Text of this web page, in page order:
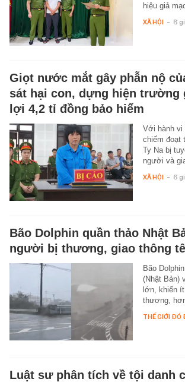
hiệu giả
XÃ HỘI - 6
Giọt nước mắt gây phẫn nộ
sát hại con, dựng hiện trường
lợi 4,2 tỉ đồng bảo hiểm
Với hành vi
chiếm đoạt
Ty Na bị
người và
XÃ HỘI - 6
Bão Dolphin quần thảo Nhật
người bị thương, giao thông
Bão
(Nhật Bản)
lớn, khiến
thương,
THẾ GIỚI ĐÓ
Luật sư phân tích về tội danh